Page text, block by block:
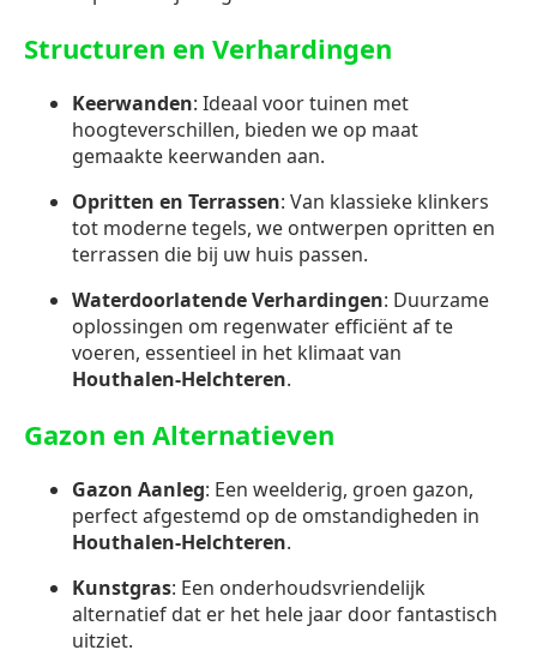
Structuren en Verhardingen
Keerwanden: Ideaal voor tuinen met
hoogteverschillen, bieden we op maat
gemaakte keerwanden aan.
Opritten en Terrassen: Van klassieke klinkers
tot moderne tegels, we ontwerpen opritten en
terrassen die bij uw huis passen.
Waterdoorlatende Verhardingen: Duurzame
oplossingen om regenwater efficiënt af te
voeren, essentieel in het klimaat van
Houthalen-Helchteren.
Gazon en Alternatieven
Gazon Aanleg: Een weelderig, groen gazon,
perfect afgestemd op de omstandigheden in
Houthalen-Helchteren.
Kunstgras: Een onderhoudsvriendelijk
alternatief dat er het hele jaar door fantastisch
uitziet.